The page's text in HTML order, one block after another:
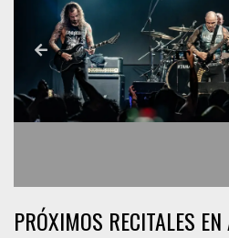
PRÓXIMOS RECITALES